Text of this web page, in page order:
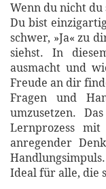
Wenn du nicht du
Du bist
schwer, »Ja« zu
siehst. In
ausmacht und
Freude an dir
Fragen und
umzusetzen.
Lernprozess
anregender
Handlungsimpuls.
Ideal für alle, die